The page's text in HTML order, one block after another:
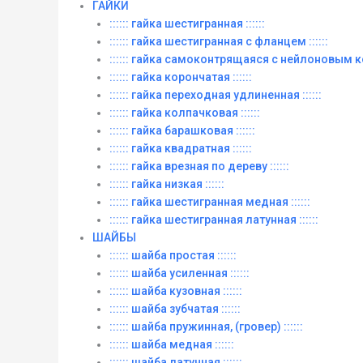
ГАЙКИ
:::::: гайка шестигранная ::::::
:::::: гайка шестигранная с фланцем ::::::
:::::: гайка самоконтрящаяся с нейлоновым
:::::: гайка корончатая ::::::
:::::: гайка переходная удлиненная ::::::
:::::: гайка колпачковая ::::::
:::::: гайка барашковая ::::::
:::::: гайка квадратная ::::::
:::::: гайка врезная по дереву ::::::
:::::: гайка низкая ::::::
:::::: гайка шестигранная медная ::::::
:::::: гайка шестигранная латунная ::::::
ШАЙБЫ
:::::: шайба простая ::::::
:::::: шайба усиленная ::::::
:::::: шайба кузовная ::::::
:::::: шайба зубчатая ::::::
:::::: шайба пружинная, (гровер) ::::::
:::::: шайба медная ::::::